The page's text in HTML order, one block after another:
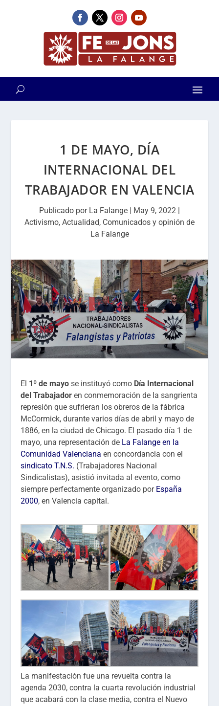
1 DE MAYO, DÍA
INTERNACIONAL DEL
TRABAJADOR EN VALENCIA
Publicado por La Falange | May 9, 2022 |
Activismo, Actualidad, Comunicados y opinión de
La Falange
El 1º de mayo se instituyó como Día Internacional
del Trabajador en conmemoración de la sangrienta
represión que sufrieran los obreros de la fábrica
McCormick, durante varios días de abril y mayo de
1886, en la ciudad de Chicago. El pasado día 1 de
mayo, una representación de La Falange en la
Comunidad Valenciana en concordancia con el
sindicato T.N.S. (Trabajadores Nacional
Sindicalistas), asistió invitada al evento, como
siempre perfectamente organizado por España
2000, en Valencia capital.
La manifestación fue una revuelta contra la
agenda 2030, contra la cuarta revolución industrial
que acabará con la clase media, contra el Nuevo